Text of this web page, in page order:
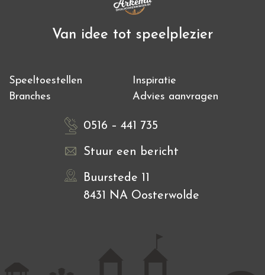
Van idee tot speelplezier
Speeltoestellen
Inspiratie
Branches
Advies aanvragen
0516 – 441 735
Stuur een bericht
Buurstede 11
8431 NA Oosterwolde